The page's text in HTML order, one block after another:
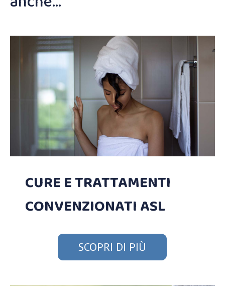
CURE E TRATTAMENTI
CONVENZIONATI ASL
SCOPRI DI PIÙ